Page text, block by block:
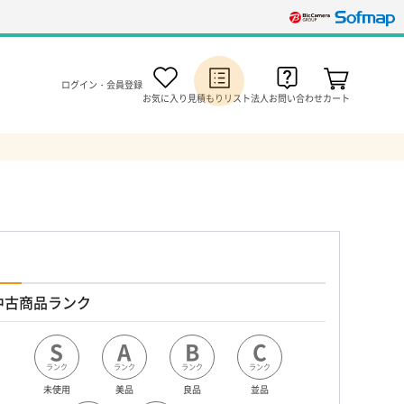
ログイン・会員登録
お気に入り 見積もりリスト法人お問い合わせカート
古商品ランク
S
ランク
未使用
A
ランク
美品
B
ランク
良品
C
ランク
並品